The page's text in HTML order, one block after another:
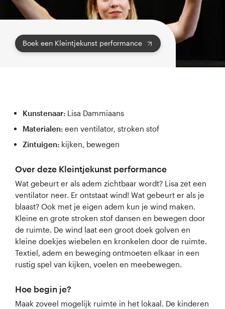
Boek een Kleintjekunst performance
Kunstenaar: Lisa Dammiaans
Materialen: een ventilator, stroken stof
Zintuigen: kijken, bewegen
Over deze Kleintjekunst performance
Wat gebeurt er als adem zichtbaar wordt? Lisa zet een
ventilator neer. Er ontstaat wind! Wat gebeurt er als je
blaast? Ook met je eigen adem kun je wind maken.
Kleine en grote stroken stof dansen en bewegen door
de ruimte. De wind laat een groot doek golven en
kleine doekjes wiebelen en kronkelen door de ruimte.
Textiel, adem en beweging ontmoeten elkaar in een
rustig spel van kijken, voelen en meebewegen.
Hoe begin je?
Maak zoveel mogelijk ruimte in het lokaal. De kinderen